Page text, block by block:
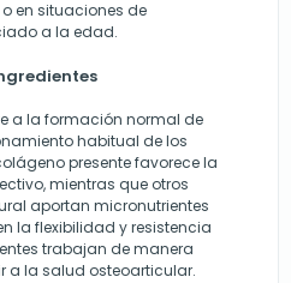
en situaciones de
a la edad.
a la formación normal de
habitual de los
presente favorece la
mientras que otros
aportan micronutrientes
la flexibilidad y resistencia
trabajan de manera
a la salud osteoarticular.